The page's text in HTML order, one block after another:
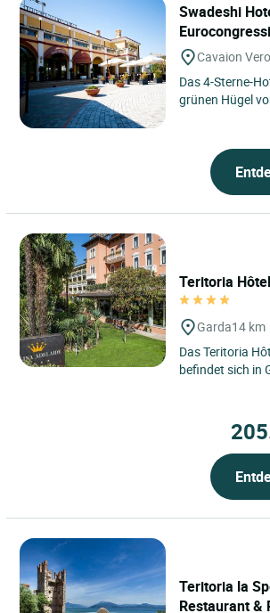
Swadeshi
Cavaion
Das 4-Sterne-
grünen Hügel
komfortable...
Teritoria
Garda14 km
Das Teritoria
befindet sich in
Umgebung, in
Teritoria la
Restaurant &